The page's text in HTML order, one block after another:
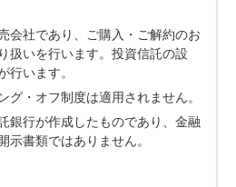
会社であり、ご購入・ご解約のお
扱いを行います。投資信託の設
行います。
グ・オフ制度は適用されません。
銀行が作成したものであり、金融
示書類ではありません。